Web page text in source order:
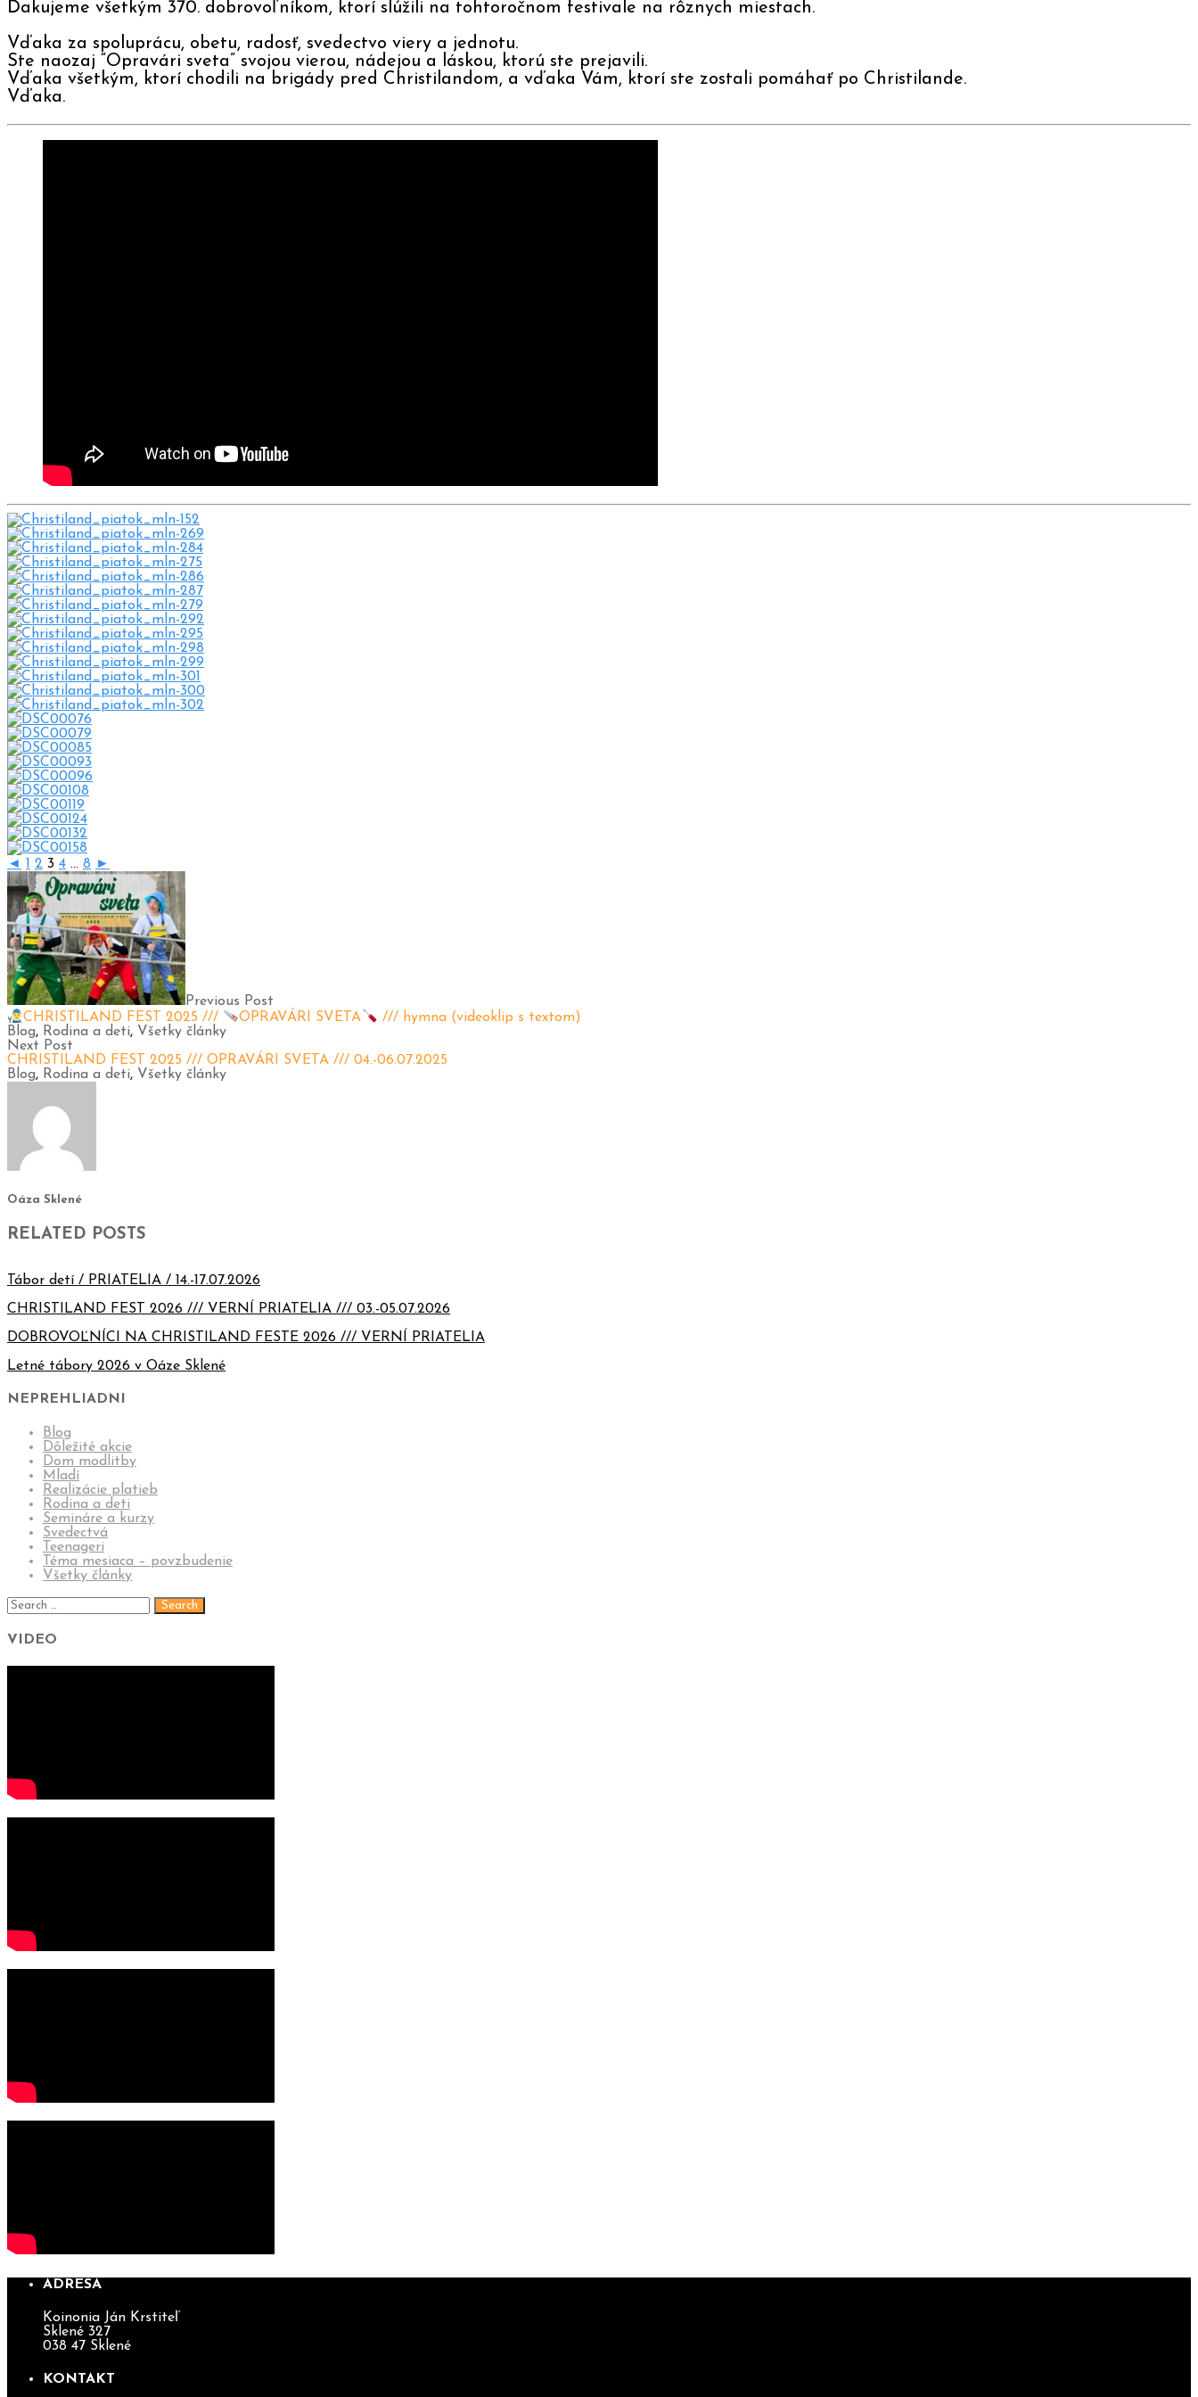
Ďakujeme všetkým 370. dobrovoľníkom, ktorí slúžili na tohtoročnom festivale na rôznych miestach.
Vďaka za spoluprácu, obetu, radosť, svedectvo viery a jednotu.
Ste naozaj “Opravári sveta” svojou vierou, nádejou a láskou, ktorú ste prejavili.
Vďaka všetkým, ktorí chodili na brigády pred Christilandom, a vďaka Vám, ktorí ste zostali pomáhať po Christilande.
Vďaka.
◄ 1 2 3 4 ... 8 ►
Previous Post
CHRISTILAND FEST 2025 ///
OPRAVÁRI SVETA
/// hymna (videoklip s textom)
Blog, Rodina a deti, Všetky články
Next Post
CHRISTILAND FEST 2025 /// OPRAVÁRI SVETA /// 04.-06.07.2025
Blog, Rodina a deti, Všetky články
Oáza Sklené
RELATED POSTS
Tábor detí / PRIATELIA / 14.-17.07.2026
CHRISTILAND FEST 2026 /// VERNÍ PRIATELIA /// 03.-05.07.2026
DOBROVOĽNÍCI NA CHRISTILAND FESTE 2026 /// VERNÍ PRIATELIA
Letné tábory 2026 v Oáze Sklené
NEPREHLIADNI
Blog
Dôležité akcie
Dom modlitby
Mladí
Realizácie platieb
Rodina a deti
Semináre a kurzy
Svedectvá
Teenageri
Téma mesiaca – povzbudenie
Všetky články
VIDEO
ADRESA
Koinonia Ján Krstiteľ
Sklené 327
038 47 Sklené
KONTAKT